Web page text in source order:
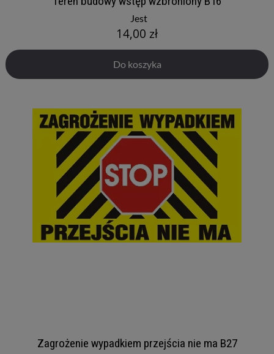
Jest
14,00 zł
Do koszyka
Zagrożenie wypadkiem przejścia nie ma B27